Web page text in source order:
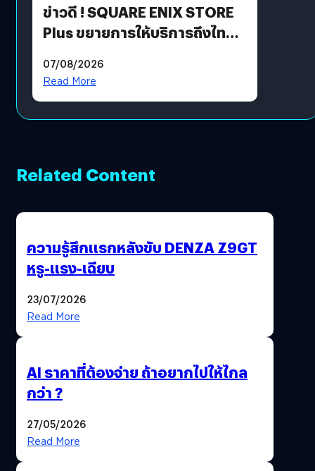
ข่าวดี ! SQUARE ENIX STORE
Plus ขยายการให้บริการถึงไทย
โดยตรง
07/08/2026
Read More
Related Content
ความรู้สึกแรกหลังขับ DENZA Z9GT
หรู-แรง-เฉียบ
23/07/2026
Read More
AI ราคาที่ต้องจ่าย ถ้าอยากไปให้ไกล
กว่า ?
27/05/2026
Read More